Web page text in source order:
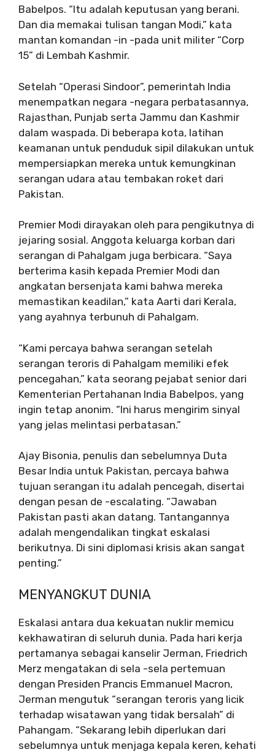
Babelpos. “Itu adalah keputusan yang berani.
Dan dia memakai tulisan tangan Modi,” kata
mantan komandan -in -pada unit militer “Corp
15” di Lembah Kashmir.
Setelah “Operasi Sindoor”, pemerintah India
menempatkan negara -negara perbatasannya,
Rajasthan, Punjab serta Jammu dan Kashmir
dalam waspada. Di beberapa kota, latihan
keamanan untuk penduduk sipil dilakukan untuk
mempersiapkan mereka untuk kemungkinan
serangan udara atau tembakan roket dari
Pakistan.
Premier Modi dirayakan oleh para pengikutnya di
jejaring sosial. Anggota keluarga korban dari
serangan di Pahalgam juga berbicara. “Saya
berterima kasih kepada Premier Modi dan
angkatan bersenjata kami bahwa mereka
memastikan keadilan,” kata Aarti dari Kerala,
yang ayahnya terbunuh di Pahalgam.
“Kami percaya bahwa serangan setelah
serangan teroris di Pahalgam memiliki efek
pencegahan,” kata seorang pejabat senior dari
Kementerian Pertahanan India Babelpos, yang
ingin tetap anonim. “Ini harus mengirim sinyal
yang jelas melintasi perbatasan.”
Ajay Bisonia, penulis dan sebelumnya Duta
Besar India untuk Pakistan, percaya bahwa
tujuan serangan itu adalah pencegah, disertai
dengan pesan de -escalating. “Jawaban
Pakistan pasti akan datang. Tantangannya
adalah mengendalikan tingkat eskalasi
berikutnya. Di sini diplomasi krisis akan sangat
penting.”
MENYANGKUT DUNIA
Eskalasi antara dua kekuatan nuklir memicu
kekhawatiran di seluruh dunia. Pada hari kerja
pertamanya sebagai kanselir Jerman, Friedrich
Merz mengatakan di sela -sela pertemuan
dengan Presiden Prancis Emmanuel Macron,
Jerman mengutuk “serangan teroris yang licik
terhadap wisatawan yang tidak bersalah” di
Pahangam. “Sekarang lebih diperlukan dari
sebelumnya untuk menjaga kepala keren, kehati